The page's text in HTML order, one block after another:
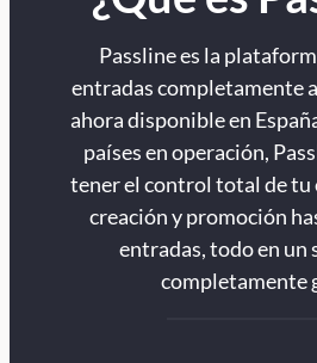
Passline es la
entradas completamente
ahora disponible en
países en operación,
tener el control total de tu
creación y promoción
entradas, todo en un
completamente